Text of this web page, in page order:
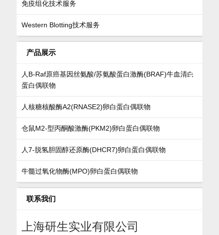
免疫组化技术服务
Western Blotting技术服务
产品展示
人B-Raf原癌基因丝氨酸/苏氨酸蛋白激酶(BRAF)牛血清白
蛋白偶联物
人核糖核酸酶A2(RNASE2)卵白蛋白偶联物
仓鼠M2-型丙酮酸激酶(PKM2)卵白蛋白偶联物
人7-脱氢胆固醇还原酶(DHCR7)卵白蛋白偶联物
牛髓过氧化物酶(MPO)卵白蛋白偶联物
联系我们
上海研生实业有限公司